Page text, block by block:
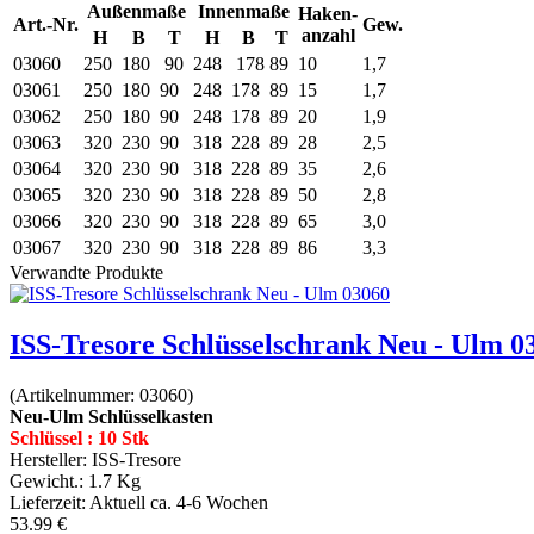
Art.-Nr.
Außenmaße Innenmaße Haken-
anzahl
Gew.
H B T H B
T
03060
250 180 90 248 178 89 10
1,7
03061
250 180 90 248 178 89 15
1,7
03062
250 180 90 248 178 89 20
1,9
03063
320 230 90 318 228 89 28
2,5
03064
320 230 90 318 228 89 35
2,6
03065
320 230 90 318 228 89 50
2,8
03066
320 230 90 318 228 89 65
3,0
03067
320 230 90 318 228 89 86
3,3
Verwandte Produkte
ISS-Tresore Schlüsselschrank Neu - Ulm
(Artikelnummer: 03060)
Neu-Ulm Schlüsselkasten
Schlüssel : 10 Stk
Hersteller: ISS-Tresore
Gewicht.: 1.7 Kg
Lieferzeit: Aktuell ca. 4-6 Wochen
53.99 €